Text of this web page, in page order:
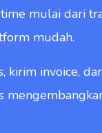
mulai dari
mudah.
kirim invoice,